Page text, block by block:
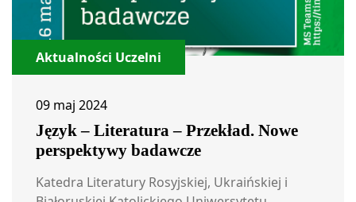
Aktualności Uczelni
09 maj 2024
Język – Literatura – Przekład. Nowe
perspektywy badawcze
Katedra Literatury Rosyjskiej, Ukraińskiej i